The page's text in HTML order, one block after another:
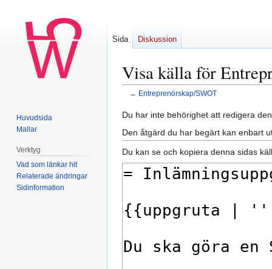
Visa källa för
← Entreprenörskap/SWOT
Hoppa
till
navigering
Hoppa
till
sök
Du har inte behörighet att redigera
Den åtgärd du har begärt kan enbart
Du kan se och kopiera denna sidas
Sida Diskussion
Huvudsida
Mallar
Verktyg
Vad som länkar hit
Relaterade ändringar
Sidinformation